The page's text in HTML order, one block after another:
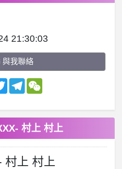
21:30:03
與我聯絡
TwitterTelegramWeChat
村上 村上
村上 村上